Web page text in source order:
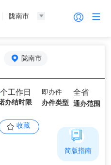
陇南市
陇南市
个工作日
办结时限
即办件
办件类型
全省
通办范围
收藏
简版指南